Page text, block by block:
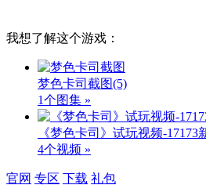
我想了解这个游戏：
梦色卡司截图(5)
1个图集 »
《梦色卡司》试玩视频-17173
4个视频 »
官网 专区 下载 礼包